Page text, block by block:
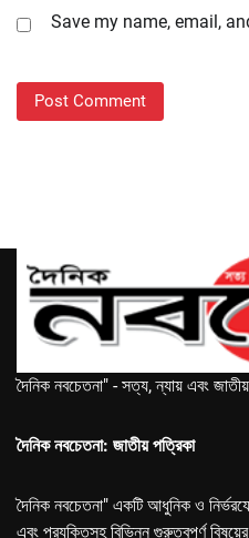
Save my name, email,
দৈনিক নবচেতনা" - সত্য, ন্যায় এবং
দৈনিক নবচেতনা: জাতীয় পত্রিকা
দৈনিক নবচেতনা" একটি আধুনিক ও
এবং প্রযুক্তিসহ বিভিন্ন গুরুত্বপূর্ণ